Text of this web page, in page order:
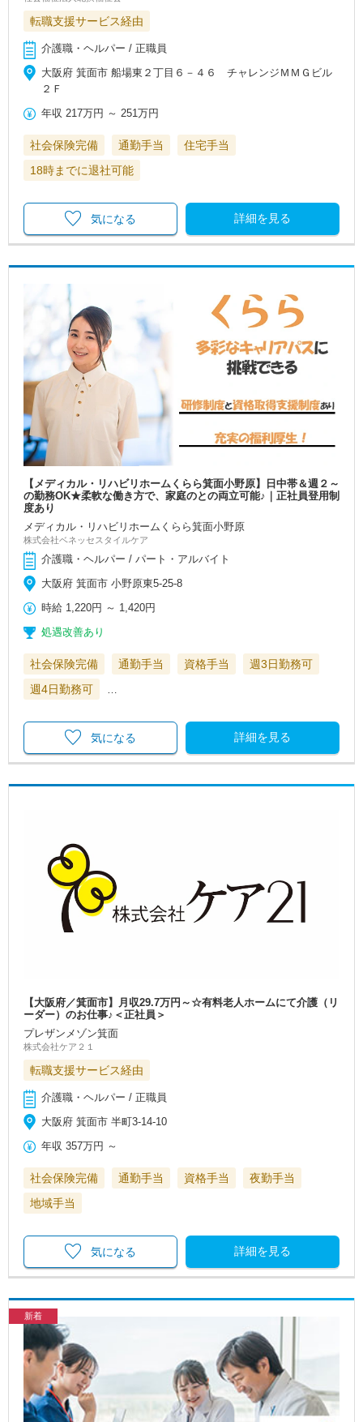
転職支援サービス経由
介護職・ヘルパー / 正職員
大阪府 箕面市 船場東２丁目６－４６ チャレンジＭＭＧビル
２Ｆ
年収 217万円 ～ 251万円
社会保険完備 通勤手当
住宅手当
18時までに退社可能
詳細を見る
気になる
【メディカル・リハビリホームくらら箕面小野原】日中帯＆週２～
の勤務OK★柔軟な働き方で、家庭のとの両立可能♪｜正社員登用制
度あり
メディカル・リハビリホームくらら箕面小野原
株式会社ベネッセスタイルケア
介護職・ヘルパー / パート・アルバイト
大阪府 箕面市 小野原東5-25-8
時給 1,220円 ～ 1,420円
処遇改善あり
社会保険完備 通勤手当 資格手当
週3日勤務可
週4日勤務可
…
詳細を見る
気になる
【大阪府／箕面市】月収29.7万円～☆有料老人ホームにて介護（リ
ーダー）のお仕事♪＜正社員＞
プレザンメゾン箕面
株式会社ケア２１
転職支援サービス経由
介護職・ヘルパー / 正職員
大阪府 箕面市 半町3-14-10
年収 357万円 ～
社会保険完備 通勤手当 資格手当
夜勤手当
地域手当
詳細を見る
気になる
新着